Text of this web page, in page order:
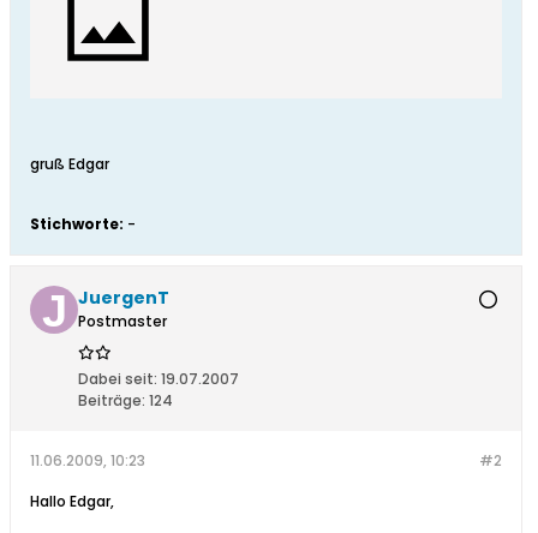
gruß Edgar
Stichworte: -
JuergenT
Postmaster
Dabei seit: 19.07.2007
Beiträge: 124
#2
11.06.2009, 10:23
Hallo Edgar,